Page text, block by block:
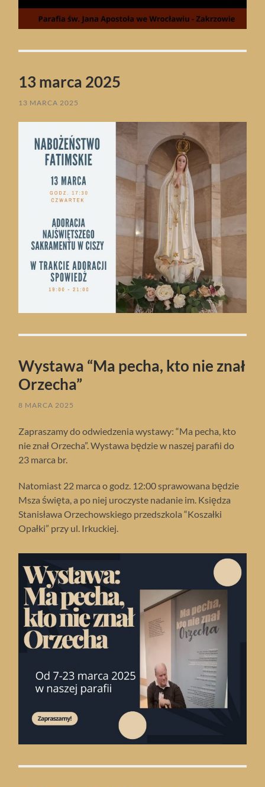
13 marca 2025
13 MARCA 2025
Wystawa “Ma pecha, kto nie znał
Orzecha”
8 MARCA 2025
Zapraszamy do odwiedzenia wystawy: “Ma pecha, kto
nie znał Orzecha”. Wystawa będzie w naszej parafii do
23 marca br.
Natomiast 22 marca o godz. 12:00 sprawowana będzie
Msza święta, a po niej uroczyste nadanie im. Księdza
Stanisława Orzechowskiego przedszkola “Koszałki
Opałki” przy ul. Irkuckiej.